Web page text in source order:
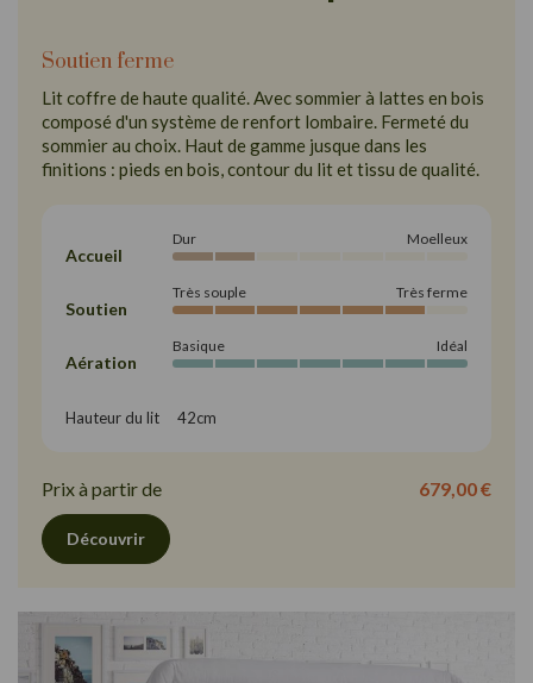
Soutien ferme
Lit coffre de haute qualité. Avec sommier à lattes en bois
composé d'un système de renfort lombaire. Fermeté du
sommier au choix. Haut de gamme jusque dans les
finitions : pieds en bois, contour du lit et tissu de qualité.
Accueil
Dur Moelleux
Soutien
Très souple Très ferme
Aération
Basique Idéal
Hauteur du lit     42cm
Prix à partir de 679,00 €
Découvrir